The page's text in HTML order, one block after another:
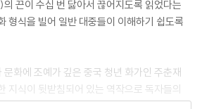
십유구(四十有九)다”라는 말은, 역시 옛 사
으로, 하나를 남겨두고 사용하지 않으면 자
少)라는 ‘하도’의 바깥 쪽 수에 해당한다.
끈이 수십 번 닳아서 끊어지도록 읽었다는
형식을 빌어 일반 대중들이 이해하기 쉽도록
화에 조예가 깊은 중국 청년 화가인 주춘재
지식이 뒷받침되어 있는 역작으로 독자들의
, ‘주역’하면 어려운 책이라고 선입견을 가진